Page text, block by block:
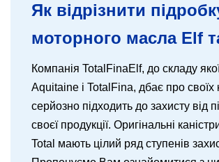
Як відрізнити
моторного масла Elf
Компанія TotalFinaElf, до складу
Aquitaine і TotalFina, дбає про своїх
серйозно підходить до захисту від
своєї продукції. Оригінальні
Total мають цілий ряд ступенів